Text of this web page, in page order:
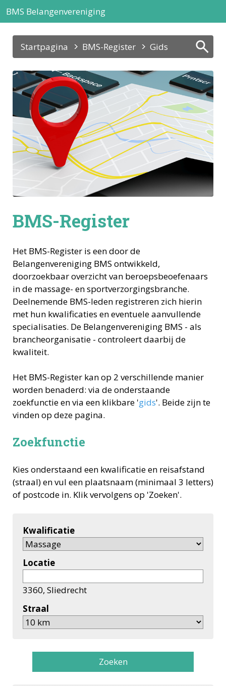
BMS Belangenvereniging
Startpagina BMS-Register Gids
BMS-Register
Het BMS-Register is een door de
Belangenvereniging BMS ontwikkeld,
doorzoekbaar overzicht van beroepsbeoefenaars
in de massage- en sportverzorgingsbranche.
Deelnemende BMS-leden registreren zich hierin
met hun kwalificaties en eventuele aanvullende
specialisaties. De Belangenvereniging BMS - als
brancheorganisatie - controleert daarbij de
kwaliteit.
Het BMS-Register kan op 2 verschillende manier
worden benaderd: via de onderstaande
zoekfunctie en via een klikbare 'gids'. Beide zijn te
vinden op deze pagina.
Zoekfunctie
Kies onderstaand een kwalificatie en reisafstand
(straal) en vul een plaatsnaam (minimaal 3 letters)
of postcode in. Klik vervolgens op 'Zoeken'.
Kwalificatie
Locatie
3360, Sliedrecht
Straal
Zoeken